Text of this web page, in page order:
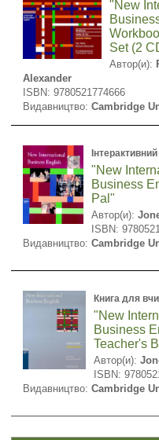
"New
Set (2
Автор(и):
Alexander
ISBN: 9780521774666
Видавництво: Cambridge
"New
Business
Pal"
Автор(и):
ISBN:
Видавництво: Cambridge
Книга для
"New
Business
Teacher's
Автор(и):
ISBN:
Видавництво: Cambridge